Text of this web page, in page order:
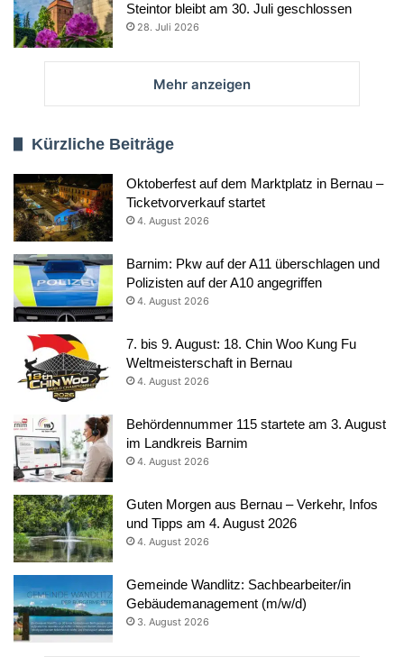
Steintor bleibt am 30. Juli geschlossen
28. Juli 2026
Mehr anzeigen
Kürzliche Beiträge
Oktoberfest auf dem Marktplatz in Bernau –
Ticketvorverkauf startet
4. August 2026
Barnim: Pkw auf der A11 überschlagen und
Polizisten auf der A10 angegriffen
4. August 2026
7. bis 9. August: 18. Chin Woo Kung Fu
Weltmeisterschaft in Bernau
4. August 2026
Behördennummer 115 startete am 3. August
im Landkreis Barnim
4. August 2026
Guten Morgen aus Bernau – Verkehr, Infos
und Tipps am 4. August 2026
4. August 2026
Gemeinde Wandlitz: Sachbearbeiter/in
Gebäudemanagement (m/w/d)
3. August 2026